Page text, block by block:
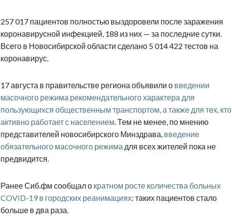
257 017 пациентов полностью выздоровели после заражения
коронавирусной инфекцией, 188 из них — за последние сутки.
Всего в Новосибирской области сделано 5 014 422 тестов на
коронавирус.
17 августа в правительстве региона объявили о введении
масочного режима рекомендательного характера для
пользующихся общественным транспортом, а также для тех, кто
активно работает с населением. Тем не менее, по мнению
представителей новосибирского Минздрава, введение
обязательного масочного режима для всех жителей пока не
предвидится.
Ранее Сиб.фм сообщал о кратном росте количества больных
COVID-19 в городских реанимациях: таких пациентов стало
больше в два раза.